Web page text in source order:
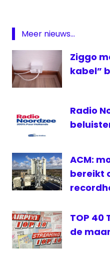
Meer nieuws...
Ziggo
kabel”
Radio
ACM:
bereikt
TOP 40
de